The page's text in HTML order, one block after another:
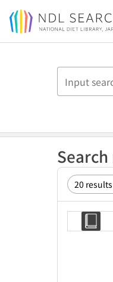
Jump to main content